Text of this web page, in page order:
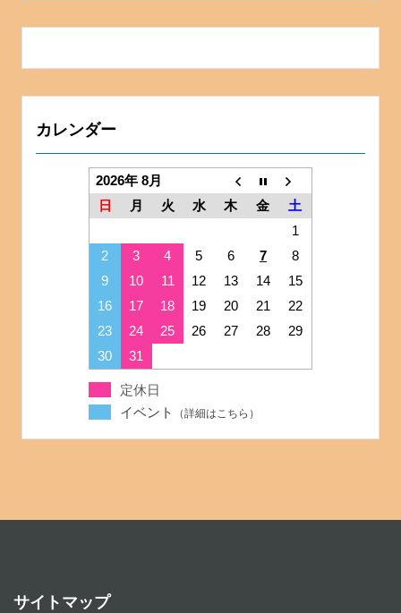
カレンダー
2026年 8月
日
月 火 水 木 金
土
1
2
3 4 5 6 7
8
9
10 11 12 13 14
15
16
17 18 19 20 21
22
23
24 25 26 27 28
29
30
31
定休日
イベント
サイトマップ